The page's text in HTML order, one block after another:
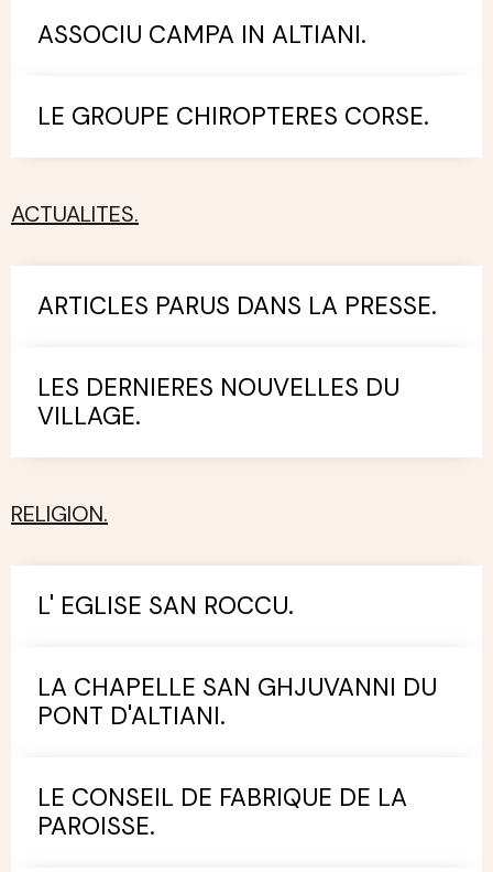
ASSOCIU CAMPA IN ALTIANI.
LE GROUPE CHIROPTERES CORSE.
ACTUALITES.
ARTICLES PARUS DANS LA PRESSE.
LES DERNIERES NOUVELLES DU
VILLAGE.
RELIGION.
L' EGLISE SAN ROCCU.
LA CHAPELLE SAN GHJUVANNI DU
PONT D'ALTIANI.
LE CONSEIL DE FABRIQUE DE LA
PAROISSE.